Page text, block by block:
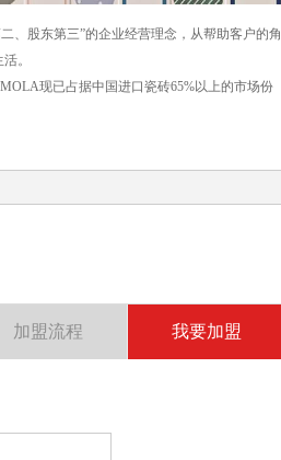
、股东第三”的企业经营理念，从帮助客户的角
。
现已占据中国进口瓷砖65%以上的市场份
加盟流程 我要加盟